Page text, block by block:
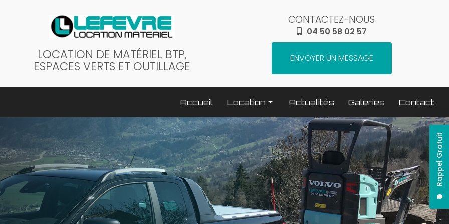
LOCATION DE MATÉRIEL BTP,
ESPACES VERTS ET OUTILLAGE
CONTACTEZ-NOUS
04 50 58 02 57
ENVOYER UN MESSAGE
Rappel Gratuit
Accueil
Location
Terrassement / compactage
Transport
Elévation / levage
Espaces verts
Traitement béton
Nettoyage
Actualités Galeries Contact